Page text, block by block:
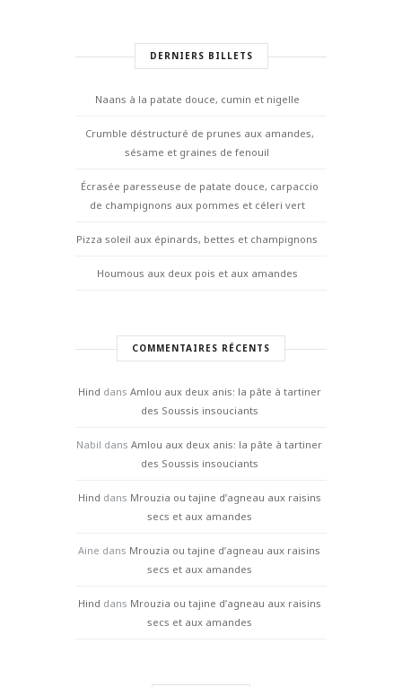
DERNIERS BILLETS
Naans à la patate douce, cumin et nigelle
Crumble déstructuré de prunes aux amandes,
sésame et graines de fenouil
Écrasée paresseuse de patate douce, carpaccio
de champignons aux pommes et céleri vert
Pizza soleil aux épinards, bettes et champignons
Houmous aux deux pois et aux amandes
COMMENTAIRES RÉCENTS
Hind dans Amlou aux deux anis: la pâte à tartiner
des Soussis insouciants
Nabil dans Amlou aux deux anis: la pâte à tartiner
des Soussis insouciants
Hind dans Mrouzia ou tajine d’agneau aux raisins
secs et aux amandes
Aine dans Mrouzia ou tajine d’agneau aux raisins
secs et aux amandes
Hind dans Mrouzia ou tajine d’agneau aux raisins
secs et aux amandes